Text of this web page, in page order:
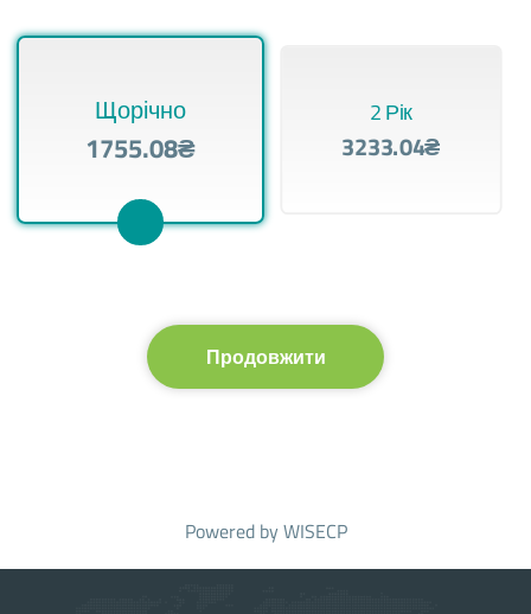
Щорічно
1755.08₴
2 Рік
3233.04₴
Продовжити
Powered byWISECP